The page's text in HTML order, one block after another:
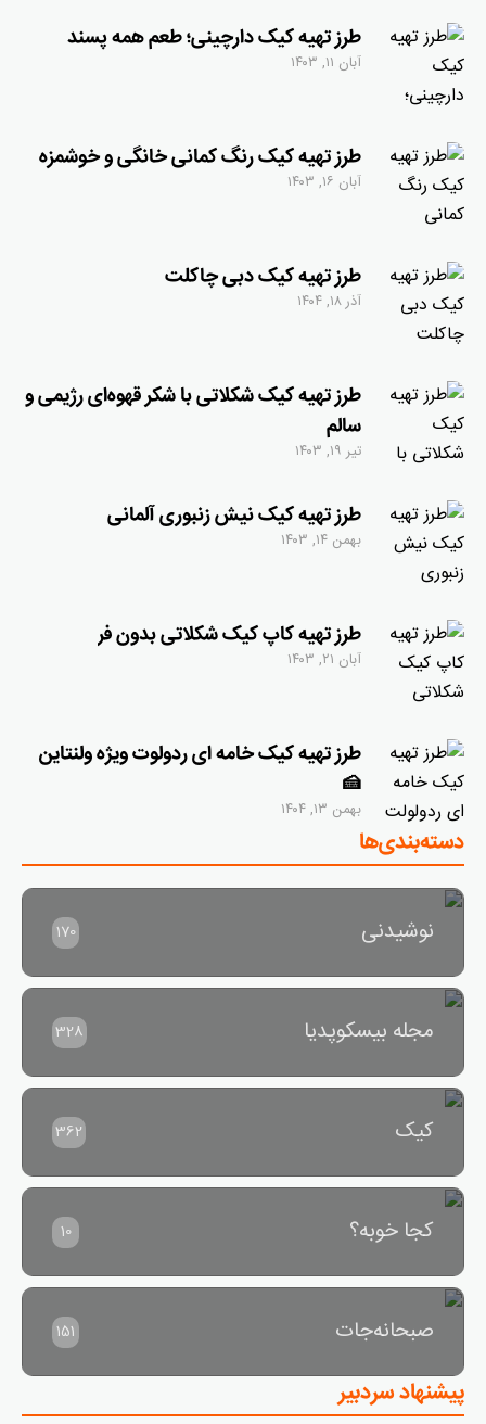
طرز تهیه کیک دارچینی؛ طعم همه پسند
آبان ۱۱, ۱۴۰۳
طرز تهیه کیک رنگ کمانی خانگی و خوشمزه
آبان ۱۶, ۱۴۰۳
طرز تهیه کیک دبی چاکلت
آذر ۱۸, ۱۴۰۴
طرز تهیه کیک شکلاتی با شکر قهوه‌ای رژیمی و
سالم
تیر ۱۹, ۱۴۰۳
طرز تهیه کیک نیش زنبوری آلمانی
بهمن ۱۴, ۱۴۰۳
طرز تهیه کاپ کیک شکلاتی بدون فر
آبان ۲۱, ۱۴۰۳
طرز تهیه کیک خامه ای ردولوت ویژه ولنتاین
🍰
بهمن ۱۳, ۱۴۰۴
دسته‌بندی‌ها
نوشیدنی 170
مجله بیسکوپدیا 328
کیک 362
کجا خوبه؟ 10
صبحانه‌جات 151
پیشنهاد سردبیر